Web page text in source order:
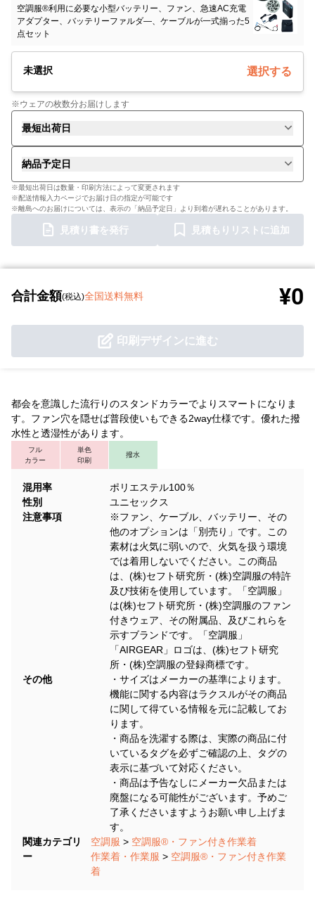
空調服®利用に必要な小型バッテリー、ファン、急速AC充電
アダプター、バッテリーファルダ―、ケーブルが一式揃った5
点セット
未選択 選択する
※ウェアの枚数分お届けします
最短出荷日
納品予定日
※最短出荷日は数量・印刷方法によって変更されます
※配送情報入力ページでお届け日の指定が可能です
※離島へのお届けについては、表示の「納品予定日」より到着が遅れることがあります。
見積り書を発行 見積もりリストに追加
合計金額(税込)全国送料無料 ¥0
印刷デザインに進む
都会を意識した流行りのスタンドカラーでよりスマートになりま
す。ファン穴を隠せば普段使いもできる2way仕様です。優れた撥
水性と透湿性があります。
フル
カラー
単色
印刷
撥水
混用率
ポリエステル100％
性別
ユニセックス
注意事項
※ファン、ケーブル、バッテリー、その
他のオプションは「別売り」です。この
素材は火気に弱いので、火気を扱う環境
では着用しないでください。この商品
は、(株)セフト研究所・(株)空調服の特許
及び技術を使用しています。「空調服」
は(株)セフト研究所・(株)空調服のファン
付きウェア、その附属品、及びこれらを
示すブランドです。「空調服」
「AIRGEAR」ロゴは、(株)セフト研究
所・(株)空調服の登録商標です。
その他
・サイズはメーカーの基準によります。
機能に関する内容はラクスルがその商品
に関して得ている情報を元に記載してお
ります。
・商品を洗濯する際は、実際の商品に付
いているタグを必ずご確認の上、タグの
表示に基づいて対応ください。
・商品は予告なしにメーカー欠品または
廃盤になる可能性がございます。予めご
了承くださいますようお願い申し上げま
す。
関連カテゴリ
ー
空調服 > 空調服®・ファン付き作業着
作業着・作業服 > 空調服®・ファン付き作業
着